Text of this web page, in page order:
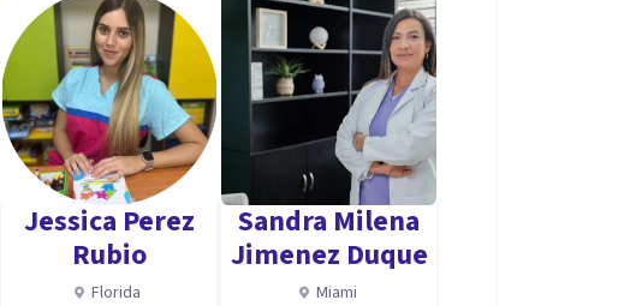
o virtuales, según el caso.
psicológicos
Jessica Perez
Rubio
Florida
Sandra Milena
Jimenez Duque
Miami